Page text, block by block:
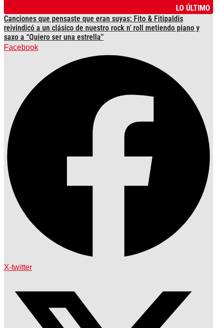
LO ÚLTIMO
Canciones que pensaste que eran suyas: Fito & Fitipaldis
reivindicó a un clásico de nuestro rock n’ roll metiendo piano y
saxo a “Quiero ser una estrella”
Facebook
X-twitter